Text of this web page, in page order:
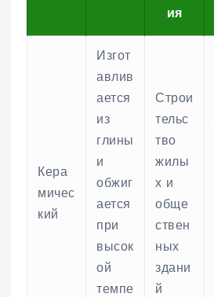
ия
Кера
мичес
кий
Изгот
авлив
ается
из
глины
и
обжиг
ается
при
высок
ой
темпе
Строи
тельс
тво
жилы
х и
обще
ствен
ных
здани
й